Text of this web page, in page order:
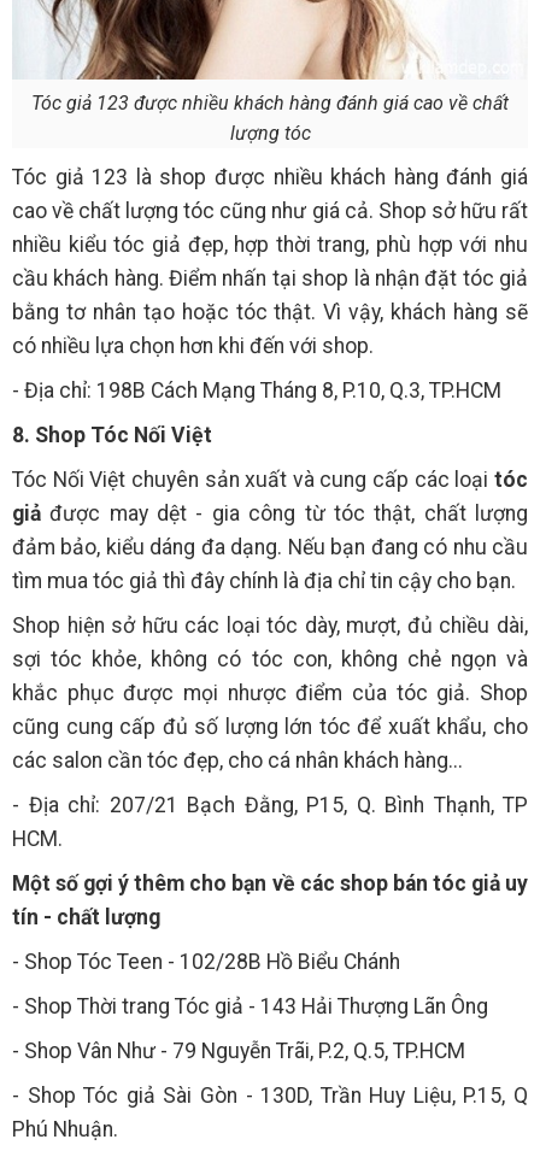
Tóc giả 123 được nhiều khách hàng đánh giá cao về chất
lượng tóc
Tóc giả 123 là shop được nhiều khách hàng đánh giá
cao về chất lượng tóc cũng như giá cả. Shop sở hữu rất
nhiều kiểu tóc giả đẹp, hợp thời trang, phù hợp với nhu
cầu khách hàng. Điểm nhấn tại shop là nhận đặt tóc giả
bằng tơ nhân tạo hoặc tóc thật. Vì vậy, khách hàng sẽ
có nhiều lựa chọn hơn khi đến với shop.
- Địa chỉ: 198B Cách Mạng Tháng 8, P.10, Q.3, TP.HCM
8. Shop Tóc Nối Việt
Tóc Nối Việt chuyên sản xuất và cung cấp các loại tóc
giả được may dệt - gia công từ tóc thật, chất lượng
đảm bảo, kiểu dáng đa dạng. Nếu bạn đang có nhu cầu
tìm mua tóc giả thì đây chính là địa chỉ tin cậy cho bạn.
Shop hiện sở hữu các loại tóc dày, mượt, đủ chiều dài,
sợi tóc khỏe, không có tóc con, không chẻ ngọn và
khắc phục được mọi nhược điểm của tóc giả. Shop
cũng cung cấp đủ số lượng lớn tóc để xuất khẩu, cho
các salon cần tóc đẹp, cho cá nhân khách hàng...
- Địa chỉ: 207/21 Bạch Đằng, P15, Q. Bình Thạnh, TP
HCM.
Một số gợi ý thêm cho bạn về các shop bán tóc giả uy
tín - chất lượng
- Shop Tóc Teen - 102/28B Hồ Biểu Chánh
- Shop Thời trang Tóc giả - 143 Hải Thượng Lãn Ông
- Shop Vân Như - 79 Nguyễn Trãi, P.2, Q.5, TP.HCM
- Shop Tóc giả Sài Gòn - 130D, Trần Huy Liệu, P.15, Q
Phú Nhuận.